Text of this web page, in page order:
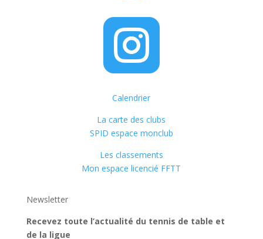

Calendrier
La carte des clubs
SPID espace monclub
Les classements
Mon espace licencié FFTT
Newsletter
Recevez toute l’actualité du tennis de table et
de la ligue